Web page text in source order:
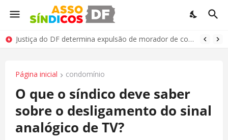
Justiça do DF determina expulsão de morador de condomínio por comportamento antissocial
Página inicial condomínio
O que o síndico deve saber
sobre o desligamento do sinal
analógico de TV?